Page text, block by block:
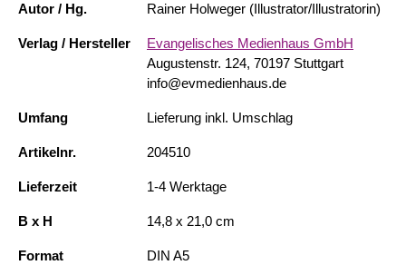
Autor / Hg. Rainer Holweger (Illustrator/Illustratorin)
Verlag / Hersteller
Evangelisches Medienhaus GmbH
Augustenstr. 124, 70197 Stuttgart
info@evmedienhaus.de
Umfang Lieferung inkl. Umschlag
Artikelnr. 204510
Lieferzeit 1-4 Werktage
B x H 14,8 x 21,0 cm
Format DIN A5